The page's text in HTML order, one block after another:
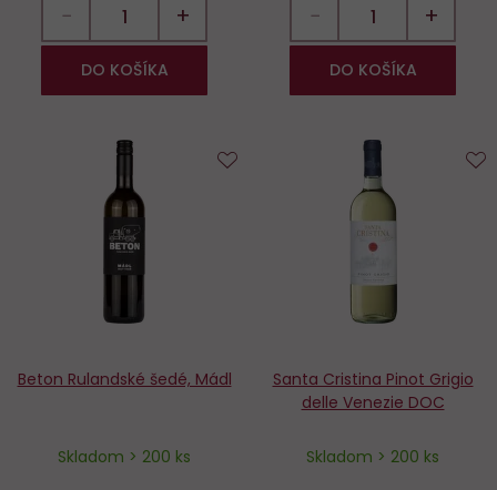
− +
DO KOŠÍKA
− +
DO KOŠÍKA
Beton Rulandské šedé, Mádl
Skladom > 200 ks
Santa Cristina Pinot Grigio
delle Venezie DOC
Skladom > 200 ks